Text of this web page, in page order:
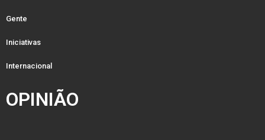
Gente
Iniciativas
Internacional
OPINIÃO